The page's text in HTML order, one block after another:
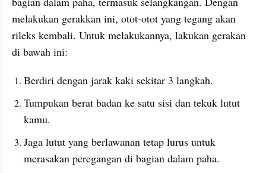
melakukan gerakkan ini, otot-otot yang tegang akan
rileks kembali. Untuk melakukannya, lakukan gerakan
di bawah ini:
Berdiri dengan jarak kaki sekitar 3 langkah.
Tumpukan berat badan ke satu sisi dan tekuk lutut
kamu.
Jaga lutut yang berlawanan tetap lurus untuk
merasakan peregangan di bagian dalam paha.